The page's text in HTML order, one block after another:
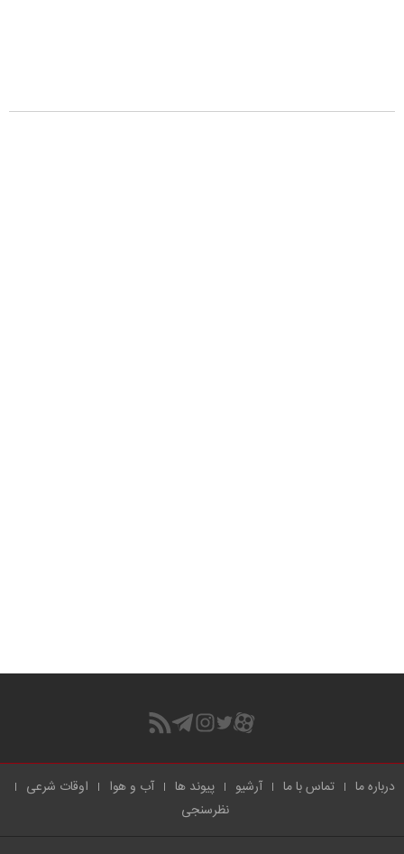
درباره ما تماس با ما آرشیو پیوند ها آب و هوا
اوقات شرعی
نظرسنجی